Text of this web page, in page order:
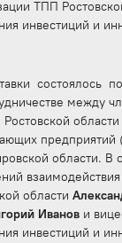
ТПП
инвестиций и
состоялось
между
области. В
области
Иванов и
инвестиций и